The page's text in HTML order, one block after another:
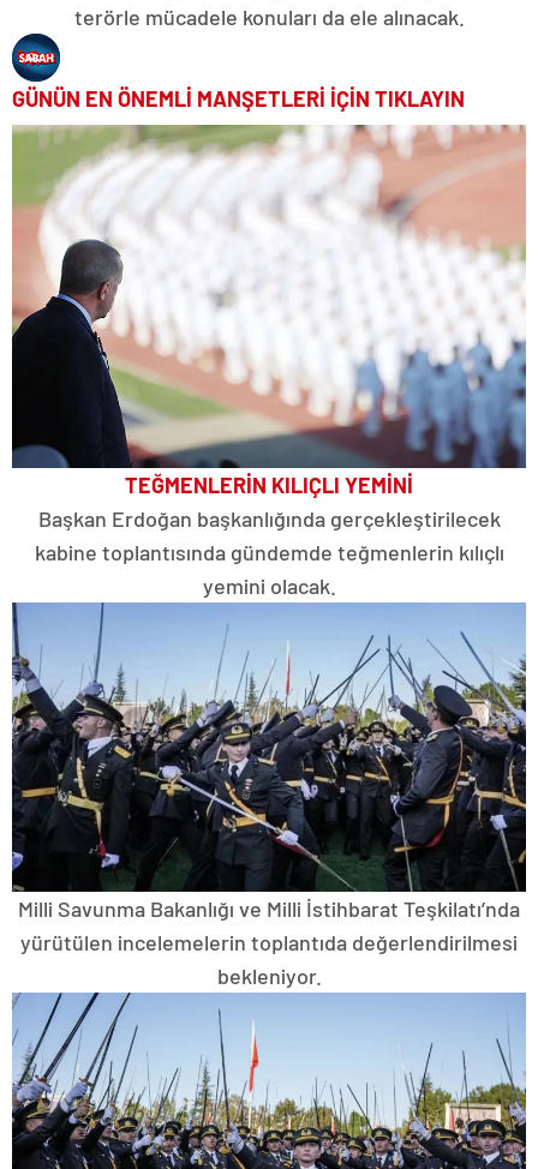
terörle mücadele konuları da ele alınacak.
GÜNÜN EN ÖNEMLİ MANŞETLERİ İÇİN TIKLAYIN
TEĞMENLERİN KILIÇLI YEMİNİ
Başkan Erdoğan başkanlığında gerçekleştirilecek
kabine toplantısında gündemde teğmenlerin kılıçlı
yemini olacak.
Milli Savunma Bakanlığı ve Milli İstihbarat Teşkilatı’nda
yürütülen incelemelerin toplantıda değerlendirilmesi
bekleniyor.